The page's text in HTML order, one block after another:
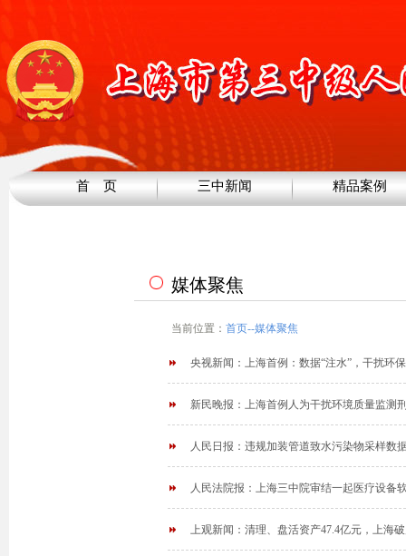
首 页 三中新闻 精品案例
媒体聚焦
当前位置： 首页--媒体聚焦
央视新闻：上海首例：数据“注水”，干扰环
新民晚报：上海首例人为干扰环境质量监测
人民日报：违规加装管道致水污染物采样数
人民法院报：上海三中院审结一起医疗设备
上观新闻：清理、盘活资产47.4亿元，上海